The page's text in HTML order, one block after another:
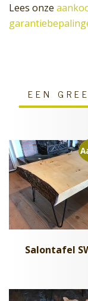
Lees onze
EEN
Salontafel